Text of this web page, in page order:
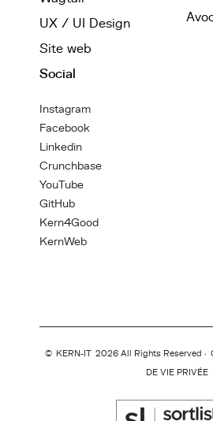
UX / UI Design
Site web
Social
Instagram
Facebook
Linkedin
Crunchbase
YouTube
GitHub
Kern4Good
KernWeb
© KERN-IT 2026 All Rights Reserved ·
DE VIE PRIVÉE